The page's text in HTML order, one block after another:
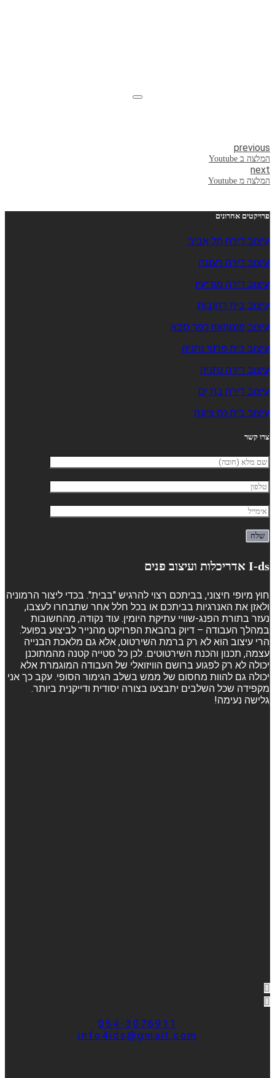
previous
המלצה ב Youtube
next
המלצה מ Youtube
פרויקטים אחרונים
עיצוב דירה תל אביב
עיצוב דירה רעננה
עיצוב דירה מודיעין
עיצוב בית רחובות
עיצוב פנטהאוז כפר סבא
עיצוב בית פרטי נתניה
עיצוב דירה נתניה
עיצוב דירה בת ים
עיצוב בית נס ציונה
צרו קשר
I-ds אדריכלות ועיצוב פנים
חוץ מיופי חיצוני, בביתכם רצוי להרגיש "בבית". בכדי ליצור הרמוניה
ולאזן את האנרגיות בביתכם או בכל חלל אחר שתבחרו לעצבו,
נעזר בתורת הפנג-שוויי עתיקת היומין. עוד נקודה, מהחשובות
במהלך העבודה – דיוק בהבאת הפרויקט מהנייר לביצוע בפועל.
הרי עיצוב הוא לא רק ברמת השירטוט, אלא גם מלאכת הבנייה
עצמה, תכנון והכנת השירטוטים. לכן כל סטייה קטנה מהמתוכנן
יכולה לא רק לפגוע ברושם הוויזואלי של העבודה המוגמרת אלא
יכולה גם להוות מחסום של ממש בשלב הגימור הסופי. עקב כך אני
מקפידה שכל השלבים יתבצעו בצורה יסודית ודייקנית ביותר.
גלישה נעימה!
054-3076911
info4ids@gmail.com